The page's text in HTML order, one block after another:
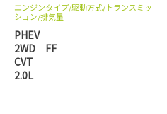
エンジンタイプ/駆動方式/トランスミッ
ション/排気量
PHEV
2WD FF
CVT
2.0L